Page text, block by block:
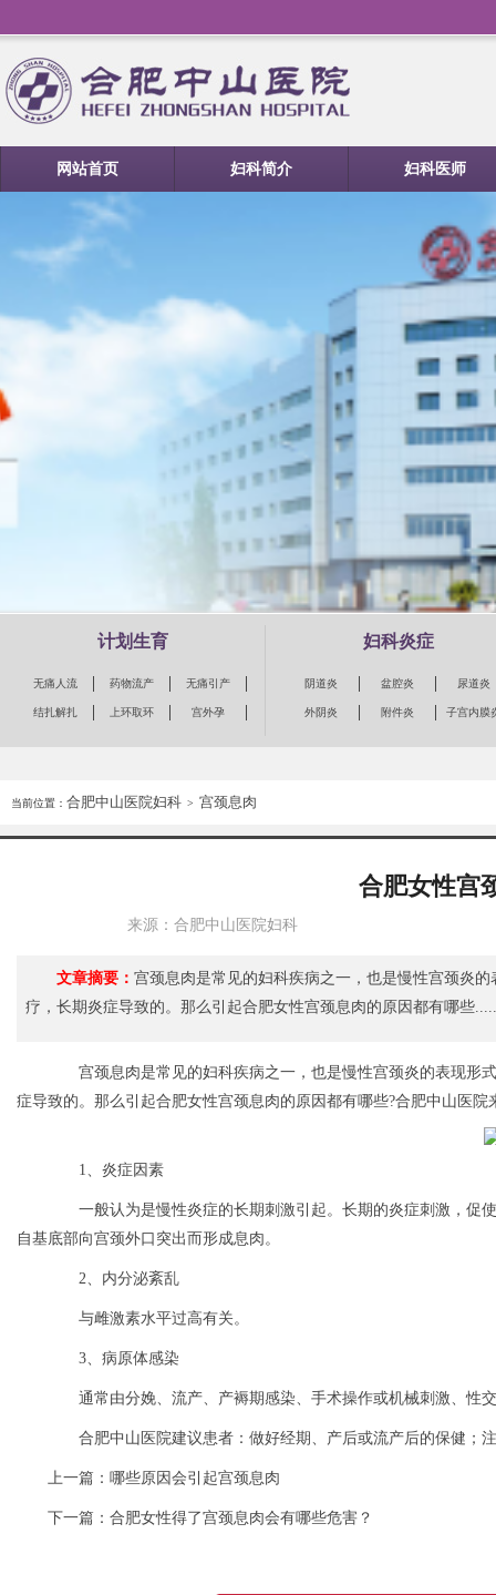
网站首页 妇科简介 妇科医师
计划生育
无痛人流 药物流产 无痛引产
结扎解扎 上环取环 宫外孕
妇科炎症
阴道炎 盆腔炎 尿道炎
外阴炎 附件炎 子宫内膜
当前位置： 合肥中山医院妇科 > 宫颈息肉
合肥女性宫
来源：合肥中山医院妇科
文章摘要： 宫颈息肉是常见的妇科疾病之一，也是慢性宫颈炎
疗，长期炎症导致的。那么引起合肥女性宫颈息肉的原因都有哪些
宫颈息肉是常见的妇科疾病之一，也是慢性宫颈炎的表现形
症导致的。那么引起合肥女性宫颈息肉的原因都有哪些?合肥中山医院
1、炎症因素
一般认为是慢性炎症的长期刺激引起。长期的炎症刺激，促
自基底部向宫颈外口突出而形成息肉。
2、内分泌紊乱
与雌激素水平过高有关。
3、病原体感染
通常由分娩、流产、产褥期感染、手术操作或机械刺激、性
合肥中山医院建议患者：做好经期、产后或流产后的保健；
上一篇： 哪些原因会引起宫颈息肉
下一篇： 合肥女性得了宫颈息肉会有哪些危害？